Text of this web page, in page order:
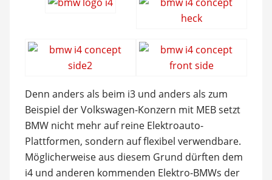
Denn anders als beim i3 und anders als zum
Beispiel der Volkswagen-Konzern mit MEB setzt
BMW nicht mehr auf reine Elektroauto-
Plattformen, sondern auf flexibel verwendbare.
Möglicherweise aus diesem Grund dürften dem
i4 und anderen kommenden Elektro-BMWs der